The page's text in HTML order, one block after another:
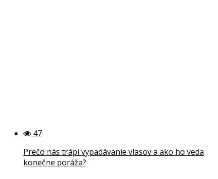
47
Prečo nás trápi vypadávanie vlasov a ako ho veda
konečne poráža?